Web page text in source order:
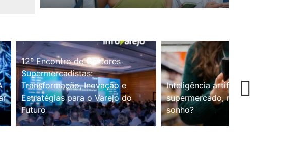
12º Encontro de Gestores
Supermercadistas:
Transformação, Inovação e
Estratégias para o Varejo do
Futuro
Inteligência artificial no
supermercado, realidade ou
sonho?